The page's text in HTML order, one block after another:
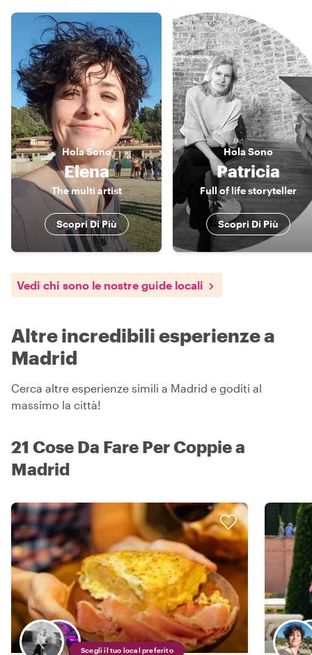
HolaSono
Elena
The multi artist
Scopri Di Più
Hola Sono
Patricia
Full of life storyteller
Scopri Di Più
Vedi chi sono le nostre guide locali
Altre incredibili esperienze a
Madrid
Cerca altre esperienze simili a Madrid e goditi al
massimo la città!
21 Cose Da Fare Per Coppie a
Madrid
Scegli il tuo local preferito